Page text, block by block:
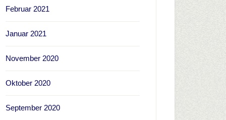
Februar 2021
Januar 2021
November 2020
Oktober 2020
September 2020